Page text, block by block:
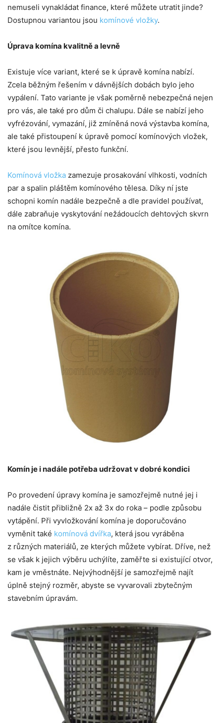
nemuseli vynakládat finance, které můžete utratit jinde?
Dostupnou variantou jsou komínové vložky.
Úprava komína kvalitně a levně
Existuje více variant, které se k úpravě komína nabízí.
Zcela běžným řešením v dávnějších dobách bylo jeho
vypálení. Tato variante je však poměrně nebezpečná nejen
pro vás, ale také pro dům či chalupu. Dále se nabízí jeho
vyfrézování, vymazání, již zmíněná nová výstavba komína,
ale také přistoupení k úpravě pomocí komínových vložek,
které jsou levnější, přesto funkční.
Komínová vložka zamezuje prosakování vlhkosti, vodních
par a spalin pláštěm komínového tělesa. Díky ní jste
schopni komín nadále bezpečně a dle pravidel používat,
dále zabraňuje vyskytování nežádoucích dehtových skvrn
na omítce komína.
Komín je i nadále potřeba udržovat v dobré kondici
Po provedení úpravy komína je samozřejmě nutné jej i
nadále čistit přibližně 2x až 3x do roka – podle způsobu
vytápění. Při vyvložkování komína je doporučováno
vyměnit také komínová dvířka, která jsou vyráběna
z různých materiálů, ze kterých můžete vybírat. Dříve, než
se však k jejich výběru uchýlíte, zaměřte si existující otvor,
kam je vměstnáte. Nejvýhodnější je samozřejmě najít
úplně stejný rozměr, abyste se vyvarovali zbytečným
stavebním úpravám.